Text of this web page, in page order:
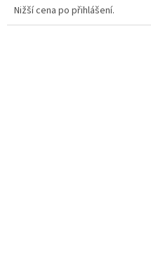
Nižší cena po přihlášení.